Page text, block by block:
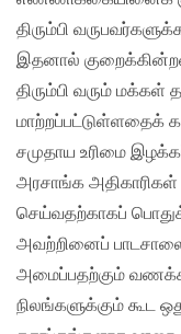
திரும்பி
இதனால்
திரும்பி வரும்
சமுதாய உரிமை
அரசாங்க அதிகாரிகள்
செய்வதற்காகப்
அவற்றினைப்
அமைப்பதற்கும்
நிலங்களுக்கும் கூட